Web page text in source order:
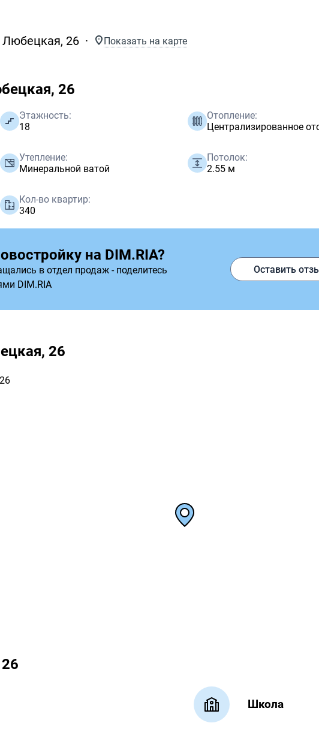
Любецкая, 26 Показать на карте
26
Этажность:
18
Отопление:
Централизированное
Утепление:
Минеральной ватой
Потолок:
2.55 м
Кол-во квартир:
340
на DIM.RIA?
в отдел продаж - поделитесь
DIM.RIA
Оставить
26
Школа